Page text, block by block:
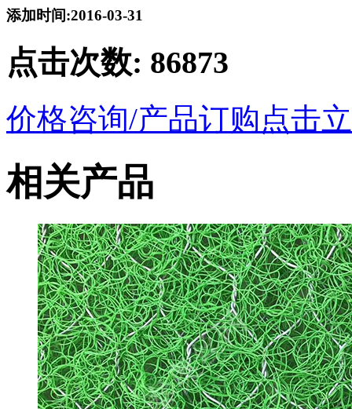
添加时间:2016-03-31
点击次数: 86873
价格咨询/产品订购点击
相关产品